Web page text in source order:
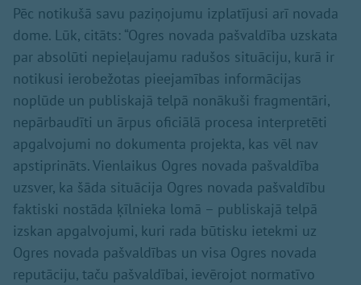
Pēc notikušā savu paziņojumu izplatījusi arī novada
dome. Lūk, citāts: “Ogres novada pašvaldība uzskata
par absolūti nepieļaujamu radušos situāciju, kurā ir
notikusi ierobežotas pieejamības informācijas
noplūde un publiskajā telpā nonākuši fragmentāri,
nepārbaudīti un ārpus oficiālā procesa interpretēti
apgalvojumi no dokumenta projekta, kas vēl nav
apstiprināts. Vienlaikus Ogres novada pašvaldība
uzsver, ka šāda situācija Ogres novada pašvaldību
faktiski nostāda ķīlnieka lomā – publiskajā telpā
izskan apgalvojumi, kuri rada būtisku ietekmi uz
Ogres novada pašvaldības un visa Ogres novada
reputāciju, taču pašvaldībai, ievērojot normatīvo